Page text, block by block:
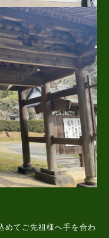
めてご先祖様へ手を合わ